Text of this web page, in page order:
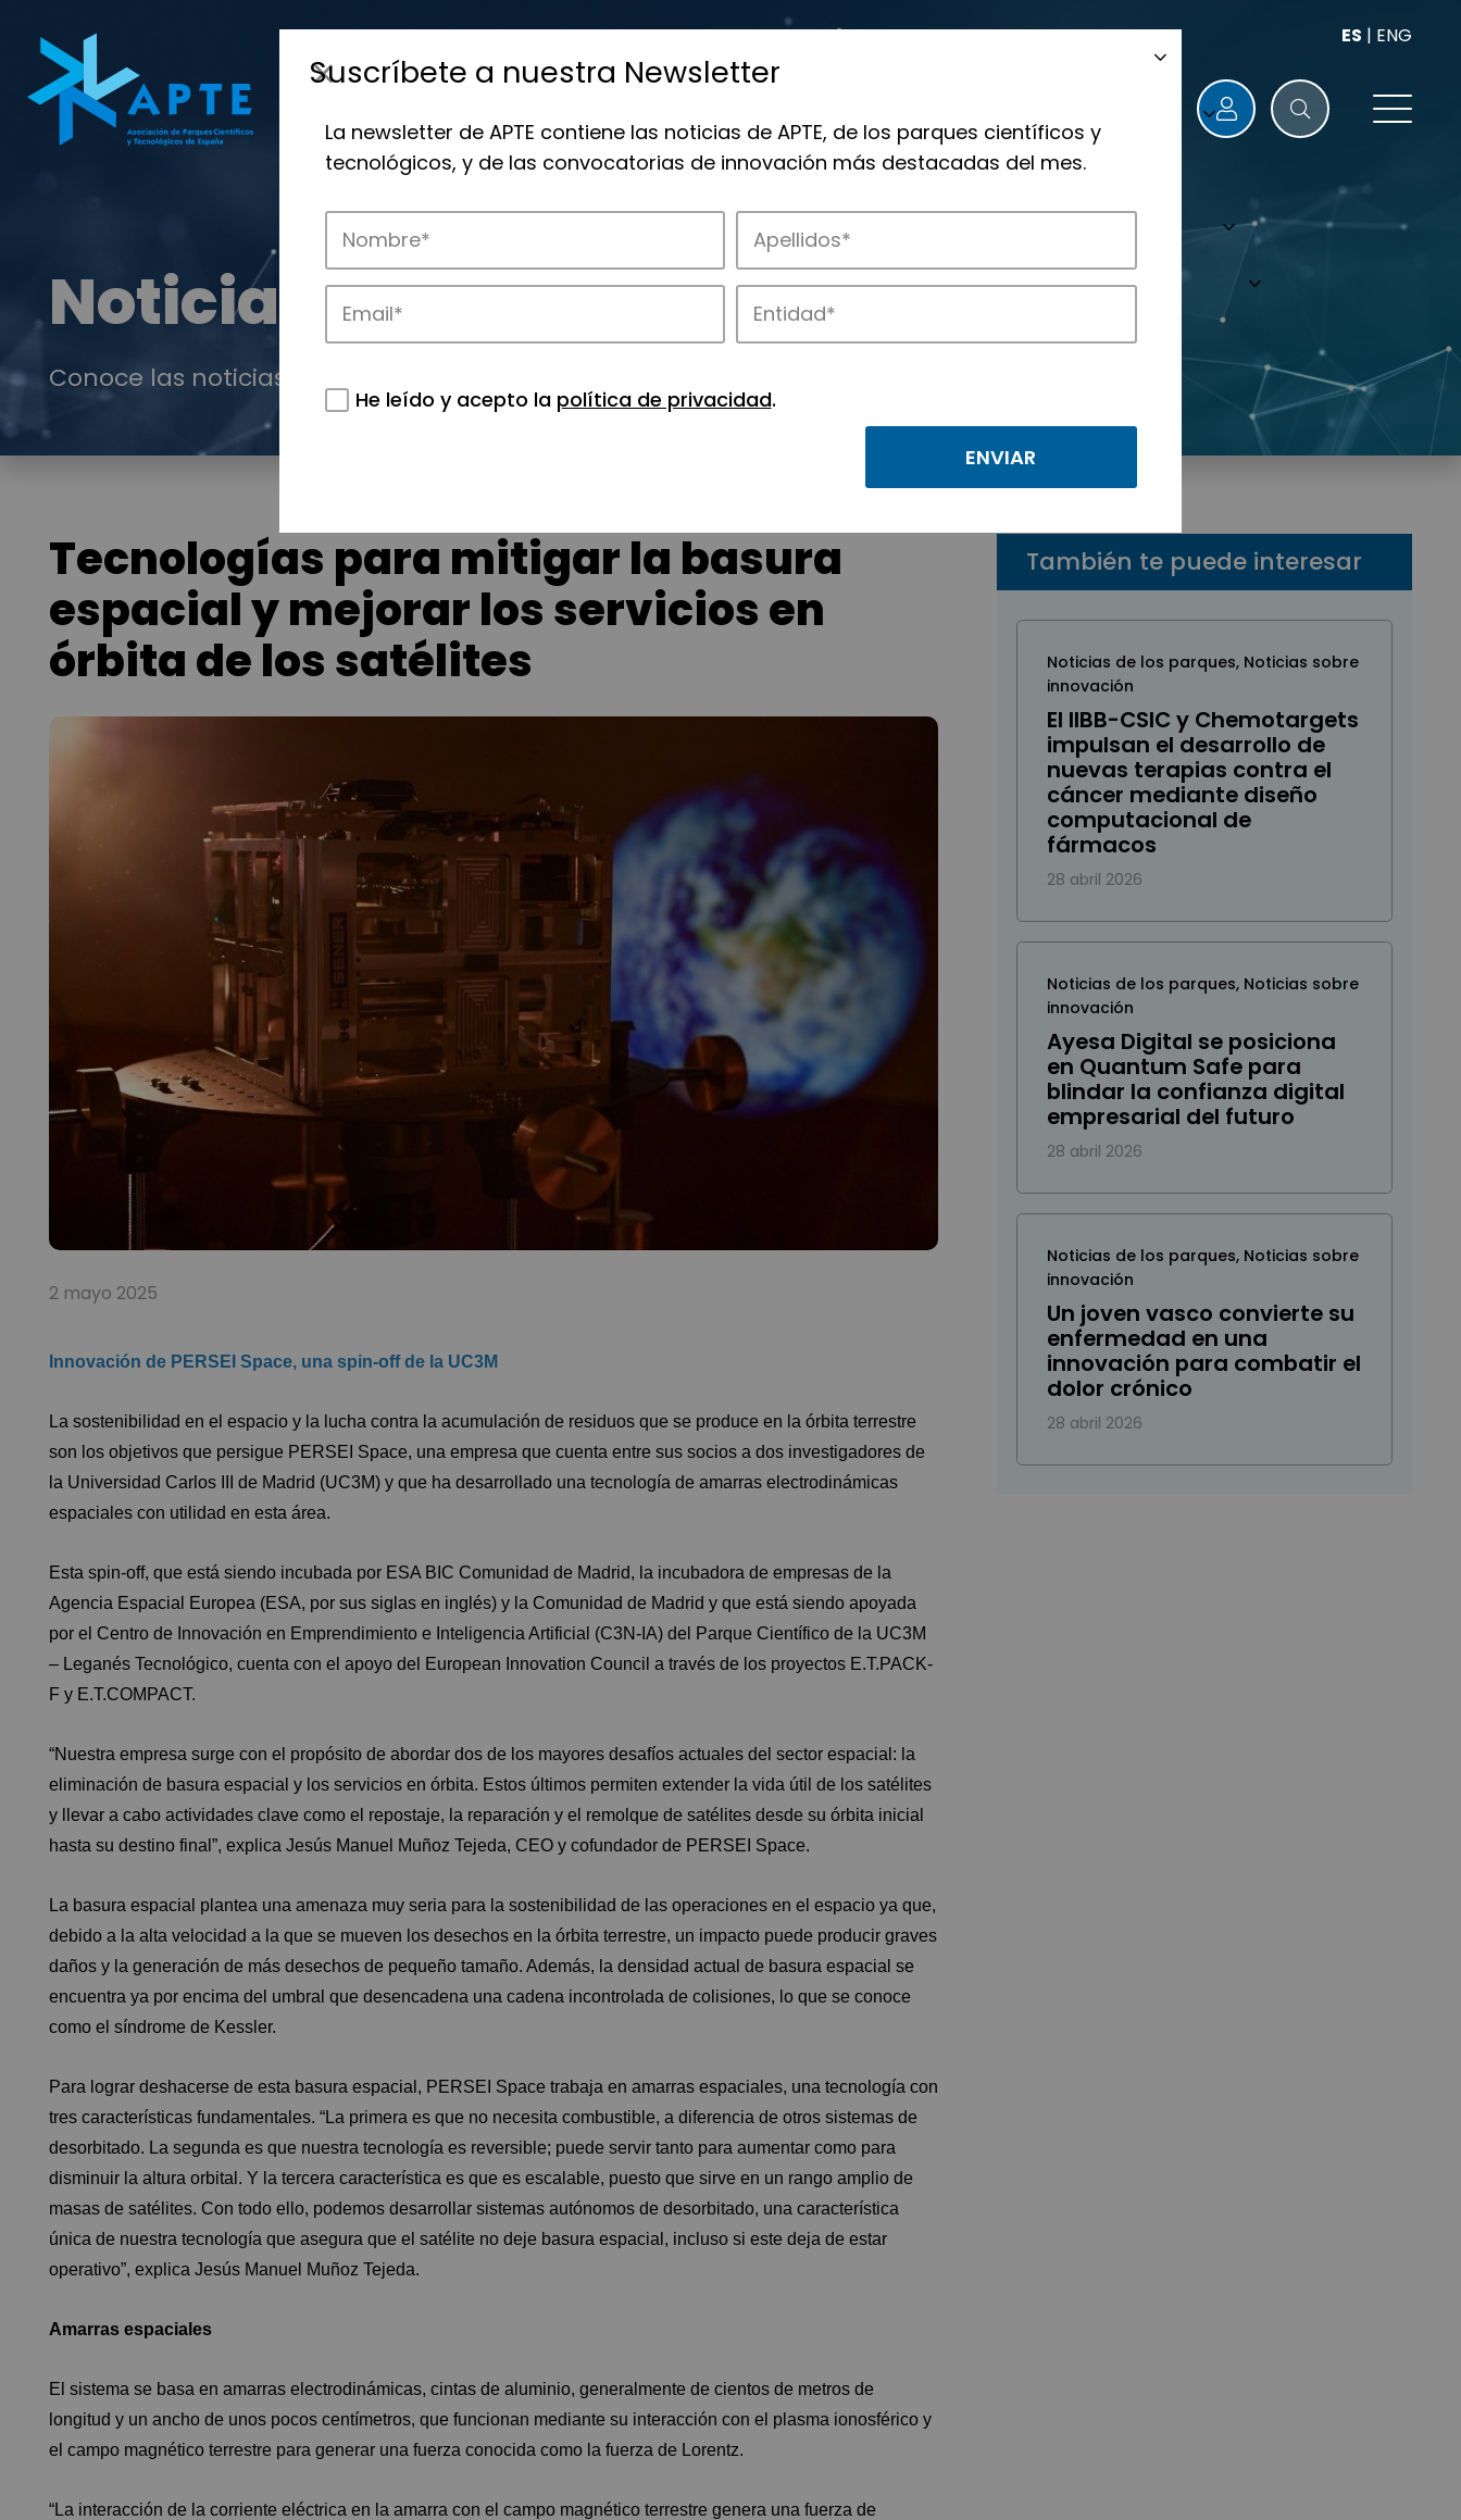
ES | ENG
Noticias
Conoce las noticias más destacadas de APTE y sus parques científicos y tecnológicos.
Tecnologías para mitigar la basura
espacial y mejorar los servicios en
órbita de los satélites
2 mayo 2025
Innovación de PERSEI Space, una spin-off de la UC3M
La sostenibilidad en el espacio y la lucha contra la acumulación de residuos que se produce en la órbita terrestre
son los objetivos que persigue PERSEI Space, una empresa que cuenta entre sus socios a dos investigadores de
la Universidad Carlos III de Madrid (UC3M) y que ha desarrollado una tecnología de amarras electrodinámicas
espaciales con utilidad en esta área.
Esta spin-off, que está siendo incubada por ESA BIC Comunidad de Madrid, la incubadora de empresas de la
Agencia Espacial Europea (ESA, por sus siglas en inglés) y la Comunidad de Madrid y que está siendo apoyada
por el Centro de Innovación en Emprendimiento e Inteligencia Artificial (C3N-IA) del Parque Científico de la UC3M
– Leganés Tecnológico, cuenta con el apoyo del European Innovation Council a través de los proyectos E.T.PACK-
F y E.T.COMPACT.
“Nuestra empresa surge con el propósito de abordar dos de los mayores desafíos actuales del sector espacial: la
eliminación de basura espacial y los servicios en órbita. Estos últimos permiten extender la vida útil de los satélites
y llevar a cabo actividades clave como el repostaje, la reparación y el remolque de satélites desde su órbita inicial
hasta su destino final”, explica Jesús Manuel Muñoz Tejeda, CEO y cofundador de PERSEI Space.
La basura espacial plantea una amenaza muy seria para la sostenibilidad de las operaciones en el espacio ya que,
debido a la alta velocidad a la que se mueven los desechos en la órbita terrestre, un impacto puede producir graves
daños y la generación de más desechos de pequeño tamaño. Además, la densidad actual de basura espacial se
encuentra ya por encima del umbral que desencadena una cadena incontrolada de colisiones, lo que se conoce
como el síndrome de Kessler.
Para lograr deshacerse de esta basura espacial, PERSEI Space trabaja en amarras espaciales, una tecnología con
tres características fundamentales. “La primera es que no necesita combustible, a diferencia de otros sistemas de
desorbitado. La segunda es que nuestra tecnología es reversible; puede servir tanto para aumentar como para
disminuir la altura orbital. Y la tercera característica es que es escalable, puesto que sirve en un rango amplio de
masas de satélites. Con todo ello, podemos desarrollar sistemas autónomos de desorbitado, una característica
única de nuestra tecnología que asegura que el satélite no deje basura espacial, incluso si este deja de estar
operativo”, explica Jesús Manuel Muñoz Tejeda.
Amarras espaciales
El sistema se basa en amarras electrodinámicas, cintas de aluminio, generalmente de cientos de metros de
longitud y un ancho de unos pocos centímetros, que funcionan mediante su interacción con el plasma ionosférico y
el campo magnético terrestre para generar una fuerza conocida como la fuerza de Lorentz.
“La interacción de la corriente eléctrica en la amarra con el campo magnético terrestre genera una fuerza de
También te puede interesar
Noticias de los parques, Noticias sobre
innovación
El IIBB-CSIC y Chemotargets
impulsan el desarrollo de
nuevas terapias contra el
cáncer mediante diseño
computacional de
fármacos
28 abril 2026
Noticias de los parques, Noticias sobre
innovación
Ayesa Digital se posiciona
en Quantum Safe para
blindar la confianza digital
empresarial del futuro
28 abril 2026
Noticias de los parques, Noticias sobre
innovación
Un joven vasco convierte su
enfermedad en una
innovación para combatir el
dolor crónico
28 abril 2026
Suscríbete a nuestra Newsletter
La newsletter de APTE contiene las noticias de APTE, de los parques científicos y
tecnológicos, y de las convocatorias de innovación más destacadas del mes.
He leído y acepto la política de privacidad.